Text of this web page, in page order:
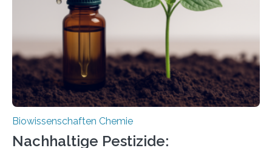
fossile Nachweis einer Stechmückenlarve in Bernstein
stellt gleichzeitig den ersten Fossilfund einer
Mückenlarve aus dem Mesozoikum dar, denn…
Biowissenschaften Chemie
Nachhaltige Pestizide: